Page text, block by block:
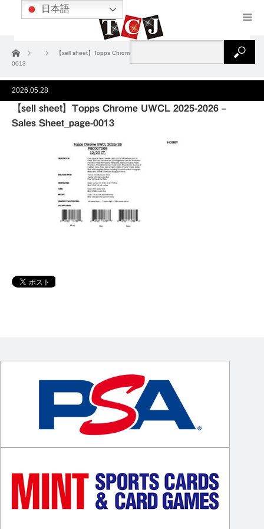
ホーム
【sell sheet】Topps Chrome UWCL 2025-2026 – Sales Sheet_page-
0013
2026.05.28
【sell sheet】Topps Chrome UWCL 2025-2026 –
Sales Sheet_page-0013
日本語